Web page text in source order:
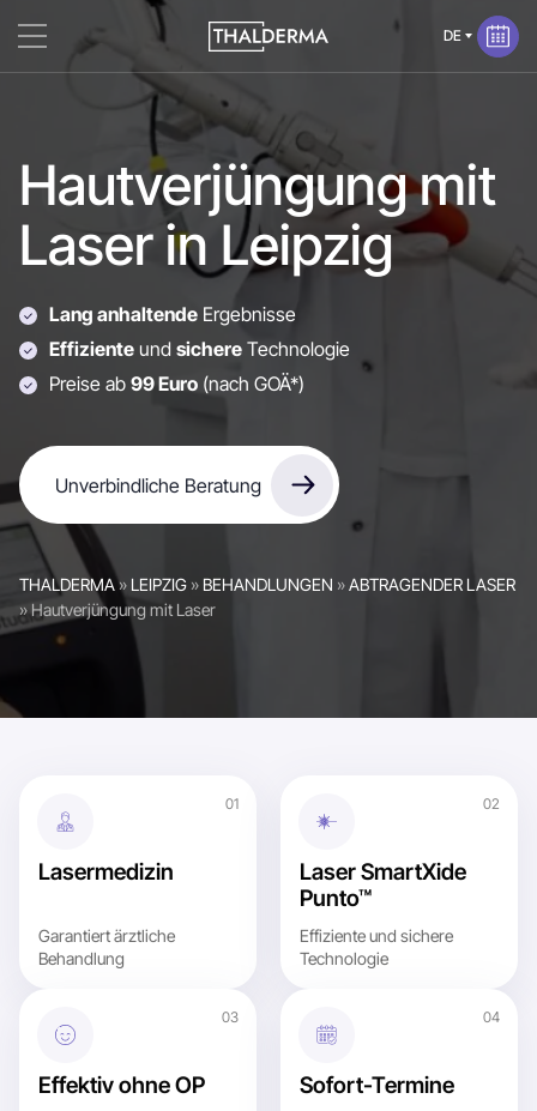
Hautverjüngung mit
Laser in Leipzig
Lang anhaltende Ergebnisse
Effiziente und sichere Technologie
Preise ab 99 Euro (nach GOÄ*)
Unverbindliche Beratung
THALDERMA» LEIPZIG » BEHANDLUNGEN »ABTRAGENDER LASER
» Hautverjüngung mit Laser
Lasermedizin
Garantiert ärztliche
Behandlung
Laser SmartXide
Punto™
Effiziente und sichere
Technologie
Effektiv ohne OP Sofort-Termine